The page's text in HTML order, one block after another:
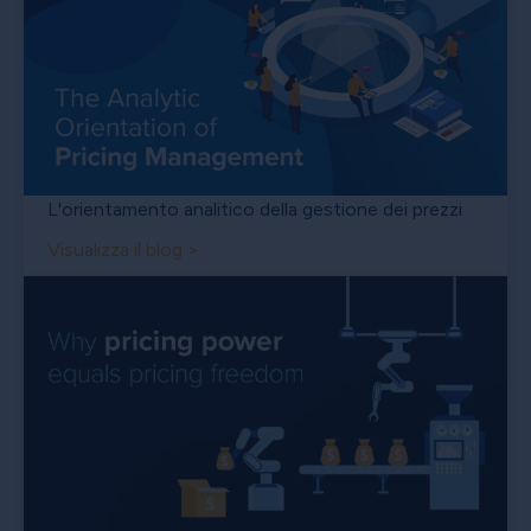
L'orientamento analitico della gestione dei prezzi
Visualizza il blog >